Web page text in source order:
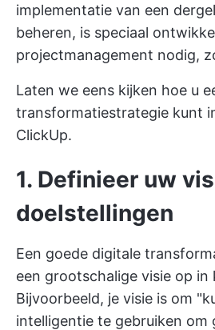
implementatie van een
beheren, is speciaal
projectmanagement nodig,
Laten we eens kijken hoe u
transformatiestrategie kunt
ClickUp.
1. Definieer uw
doelstellingen
Een goede digitale
een grootschalige visie op in
Bijvoorbeeld, je visie is om
intelligentie te gebruiken om